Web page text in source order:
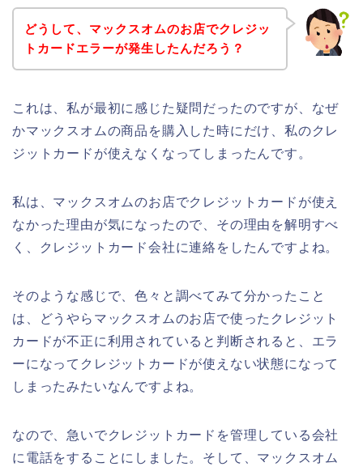
どうして、マックスオムのお店でクレジッ
トカードエラーが発生したんだろう？
これは、私が最初に感じた疑問だったのですが、なぜ
かマックスオムの商品を購入した時にだけ、私のクレ
ジットカードが使えなくなってしまったんです。
私は、マックスオムのお店でクレジットカードが使え
なかった理由が気になったので、その理由を解明すべ
く、クレジットカード会社に連絡をしたんですよね。
そのような感じで、色々と調べてみて分かったこと
は、どうやらマックスオムのお店で使ったクレジット
カードが不正に利用されていると判断されると、エラ
ーになってクレジットカードが使えない状態になって
しまったみたいなんですよね。
なので、急いでクレジットカードを管理している会社
に電話をすることにしました。そして、マックスオム